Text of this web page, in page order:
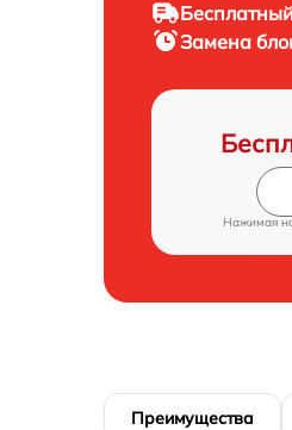
Замена
Нажимая
Преимущества